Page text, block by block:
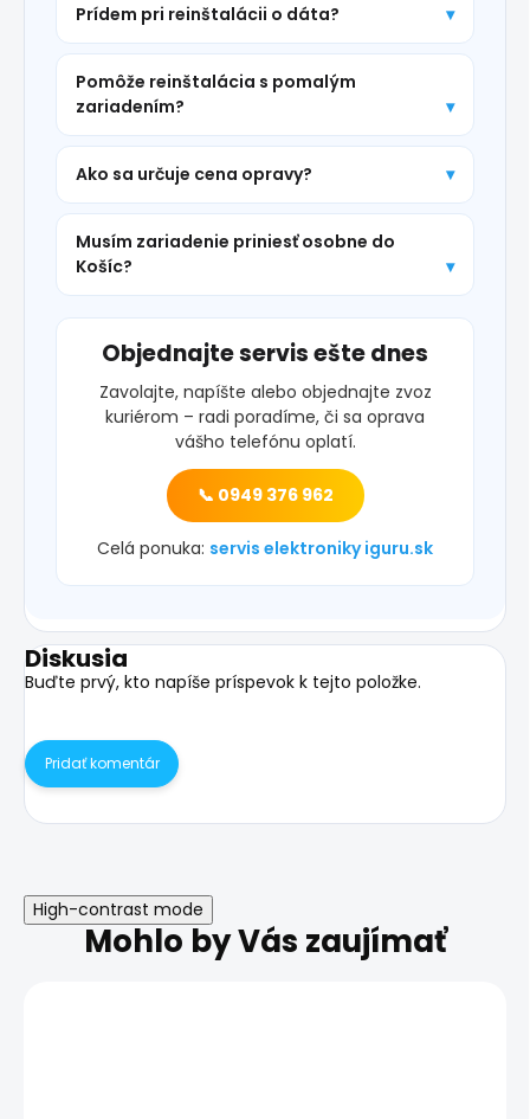
Prídem pri reinštalácii o dáta?
Pomôže reinštalácia s pomalým
zariadením?
Ako sa určuje cena opravy?
Musím zariadenie priniesť osobne do
Košíc?
Objednajte servis ešte dnes
Zavolajte, napíšte alebo objednajte zvoz
kuriérom – radi poradíme, či sa oprava
vášho telefónu oplatí.
📞 0949 376 962
Celá ponuka: servis elektroniky iguru.sk
Diskusia
Buďte prvý, kto napíše príspevok k tejto položke.
Pridať komentár
High-contrast mode
Mohlo by Vás zaujímať